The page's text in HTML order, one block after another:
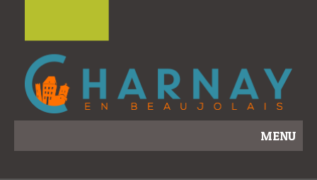
MENU